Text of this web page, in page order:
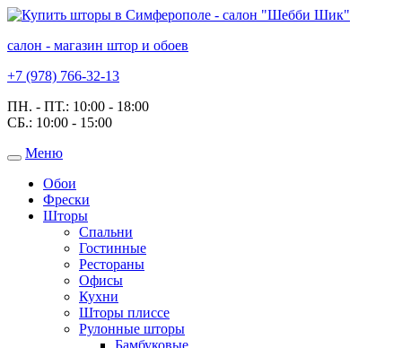
салон - магазин штор и обоев
+7 (978) 766-32-13
ПН. - ПТ.: 10:00 - 18:00
СБ.: 10:00 - 15:00
Toggle
navigation
Меню
Обои
Фрески
Шторы
Спальни
Гостинные
Рестораны
Офисы
Кухни
Шторы плиссе
Рулонные шторы
Бамбуковые